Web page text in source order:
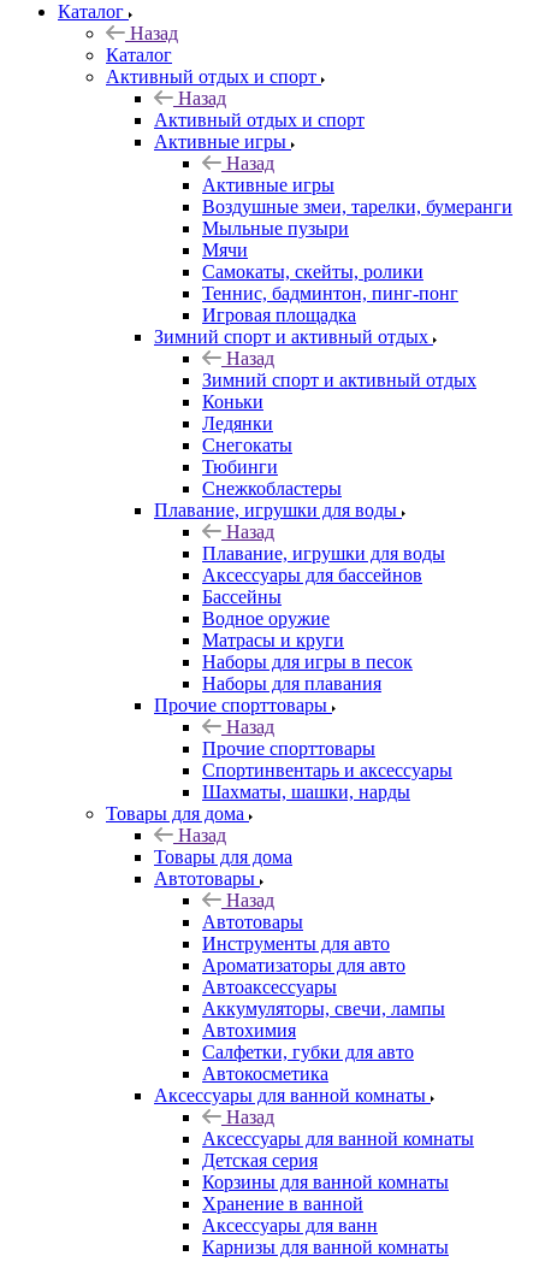
Каталог
Назад
Каталог
Активный отдых и спорт
Назад
Активный отдых и спорт
Активные игры
Назад
Активные игры
Воздушные змеи, тарелки, бумеранги
Мыльные пузыри
Мячи
Самокаты, скейты, ролики
Теннис, бадминтон, пинг-понг
Игровая площадка
Зимний спорт и активный отдых
Назад
Зимний спорт и активный отдых
Коньки
Ледянки
Снегокаты
Тюбинги
Снежкобластеры
Плавание, игрушки для воды
Назад
Плавание, игрушки для воды
Аксессуары для бассейнов
Бассейны
Водное оружие
Матрасы и круги
Наборы для игры в песок
Наборы для плавания
Прочие спорттовары
Назад
Прочие спорттовары
Спортинвентарь и аксессуары
Шахматы, шашки, нарды
Товары для дома
Назад
Товары для дома
Автотовары
Назад
Автотовары
Инструменты для авто
Ароматизаторы для авто
Автоаксессуары
Аккумуляторы, свечи, лампы
Автохимия
Салфетки, губки для авто
Автокосметика
Аксессуары для ванной комнаты
Назад
Аксессуары для ванной комнаты
Детская серия
Корзины для ванной комнаты
Хранение в ванной
Аксессуары для ванн
Карнизы для ванной комнаты